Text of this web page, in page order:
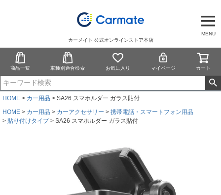
MENU
カーメイト 公式オンラインストア本店
商品一覧 車種別適合検索 お気に入り マイページ カート
HOME カー用品
SA26 スマホルダー ガラス貼付
HOME
カー用品 カーアクセサリー
携帯電話・スマートフォン用品
貼り付けタイプ
SA26 スマホルダー ガラス貼付